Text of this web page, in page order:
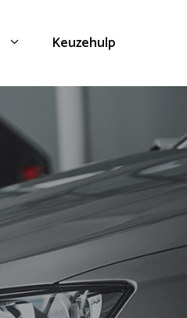
Keuzehulp